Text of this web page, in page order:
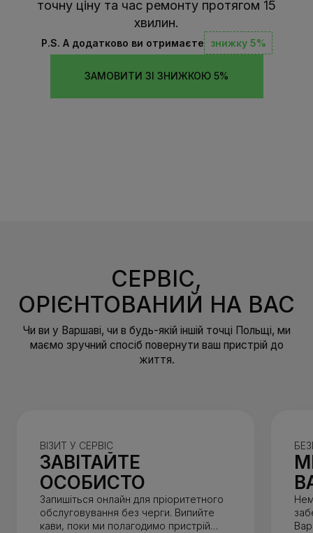
точну ціну та час ремонту протягом 15
хвилин.
P.S. А додатково ви отримаєте знижку 5%
ЗАМОВИТИ ЗІ ЗНИЖКОЮ 5%
СЕРВІС,
ОРІЄНТОВАНИЙ НА ВАС
Чи ви у Варшаві, чи в будь-якій іншій точці Польщі, ми
маємо зручний спосіб повернути ваш пристрій до
життя.
ВІЗИТ У СЕРВІС
ЗАВІТАЙТЕ
ОСОБИСТО
Запишіться онлайн для пріоритетного
обслуговування без черги. Випийте
кави, поки ми полагодимо пристрій